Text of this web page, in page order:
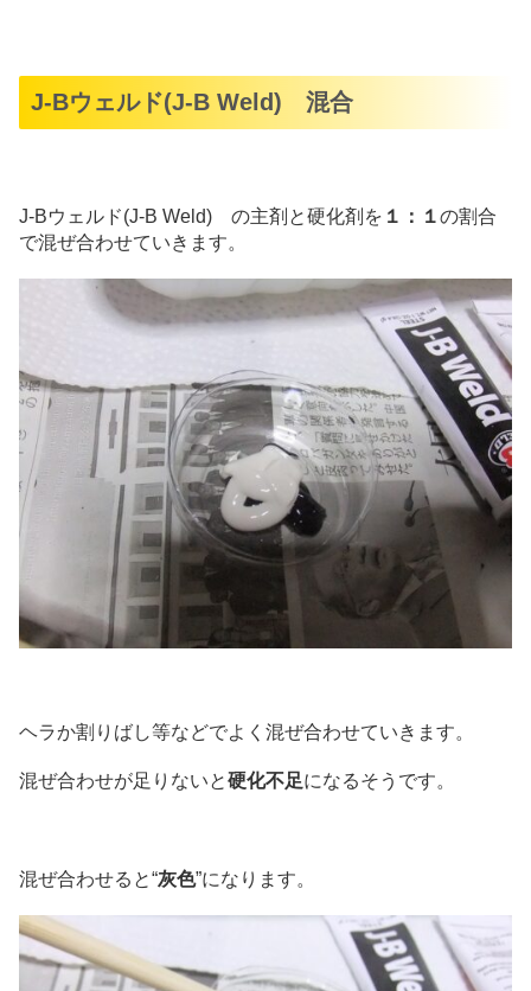
J-Bウェルド(J-B Weld) 混合
J-Bウェルド(J-B Weld) の主剤と硬化剤を １：１の割合
で混ぜ合わせていきます。
ヘラか割りばし等などでよく混ぜ合わせていきます。
混ぜ合わせが足りないと硬化不足になるそうです。
混ぜ合わせると“灰色”になります。